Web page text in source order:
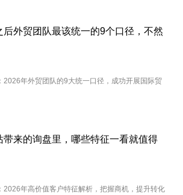
后外贸团队最该统一的9个口径，不然
2026年外贸团队的9大统一口径，成功开展国际贸
带来的询盘里，哪些特征一看就值得
2026年高价值客户特征解析，把握商机，提升转化